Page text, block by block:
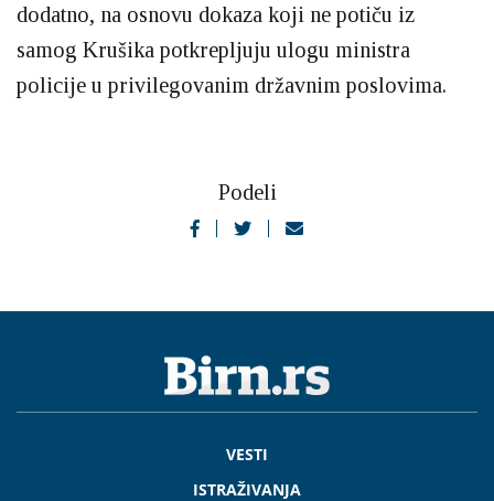
dodatno, na osnovu dokaza koji ne potiču iz
samog Krušika potkrepljuju ulogu ministra
policije u privilegovanim državnim poslovima.
Podeli
VESTI
ISTRAŽIVANJA